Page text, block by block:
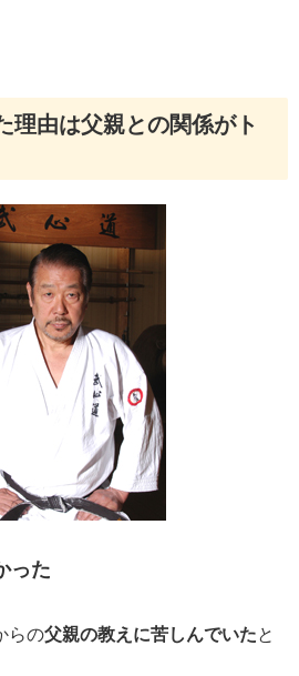
理由は父親との関係がト
った
らの父親の教えに苦しんでいたと